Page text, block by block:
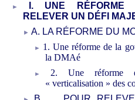
I. UNE RÉFORME
RELEVER UN D É FI
A. LA RÉFORME DU
1. Une réforme de la
la DMAé
2. Une réforme
« verticalisation » des